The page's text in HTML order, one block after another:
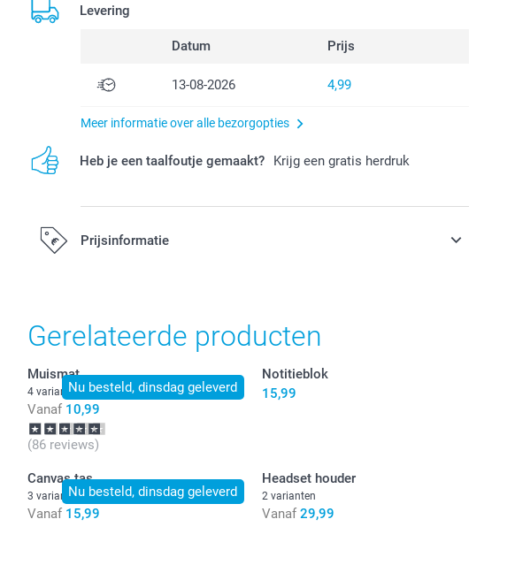
Levering
Datum Prijs
13-08-2026 4,99
Meer informatie over alle bezorgopties
Heb je een taalfoutje gemaakt? Krijg een gratis herdruk
Prijsinformatie
Gerelateerde producten
Nu besteld, dinsdag geleverd
Muismat
4 varianten
Vanaf 10,99
(86 reviews)
Notitieblok
15,99
Nu besteld, dinsdag geleverd
Canvas tas
3 varianten
Vanaf 15,99
Headset houder
2 varianten
Vanaf 29,99